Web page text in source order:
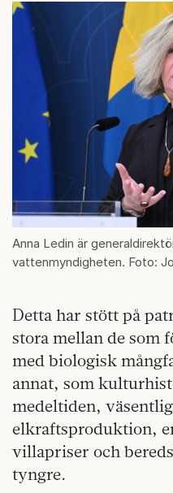
Anna Ledin är
vattenmyndigheten. Foto:
Detta har stött på
stora mellan de som
med biologisk
annat, som
medeltiden,
elkraftsproduktion,
villapriser och
tyngre.